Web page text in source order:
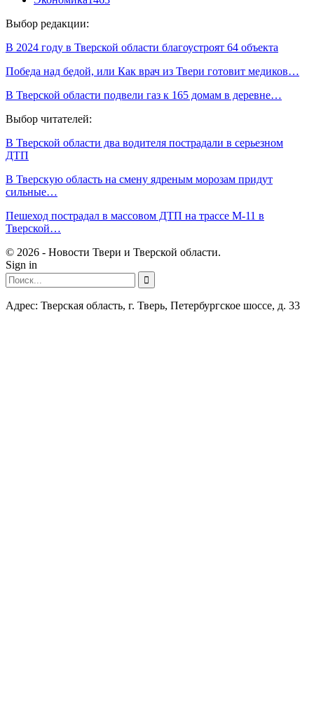
Выбор редакции:
В 2024 году в Тверской области благоустроят 64 объекта
Победа над бедой, или Как врач из Твери готовит медиков…
В Тверской области подвели газ к 165 домам в деревне…
Выбор читателей:
В Тверской области два водителя пострадали в серьезном
ДТП
В Тверскую область на смену ядреным морозам придут
сильные…
Пешеход пострадал в массовом ДТП на трассе М-11 в
Тверской…
© 2026 - Новости Твери и Тверской области.
Sign in
Адрес: Тверская область, г. Тверь, Петербургское шоссе, д. 33